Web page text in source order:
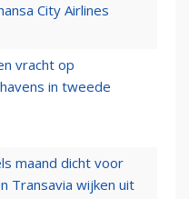
City Airlines
vracht op
in tweede
maand dicht voor
Transavia wijken uit